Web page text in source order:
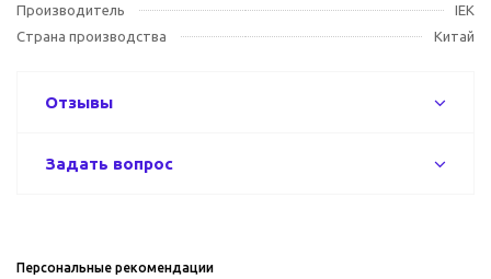
Производитель
IEK
Страна производства
Китай
Отзывы
Задать вопрос
Персональные рекомендации